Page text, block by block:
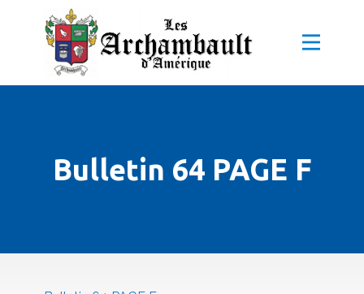
Bulletin 64 PAGE F